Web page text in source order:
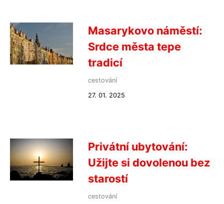
Masarykovo náměstí:
Srdce města tepe
tradicí
cestování
27. 01. 2025
Privátní ubytování:
Užijte si dovolenou bez
starostí
cestování